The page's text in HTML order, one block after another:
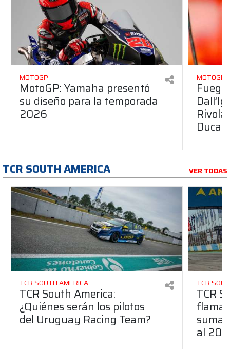
MOTOGP
MotoGP: Yamaha presentó
su diseño para la temporada
2026
MOTOGP
Ducati
TCR SOUTH AMERICA VER TODAS
TCR SOUTH AMERICA
TCR South America:
¿Quiénes serán los pilotos
del Uruguay Racing Team?
TCR
TCR
suma
al